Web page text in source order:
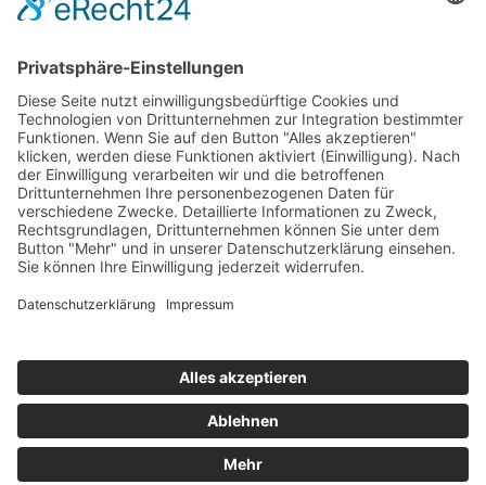
Stickereien & Textilien GmbH| Alle Rechte vorbehalten